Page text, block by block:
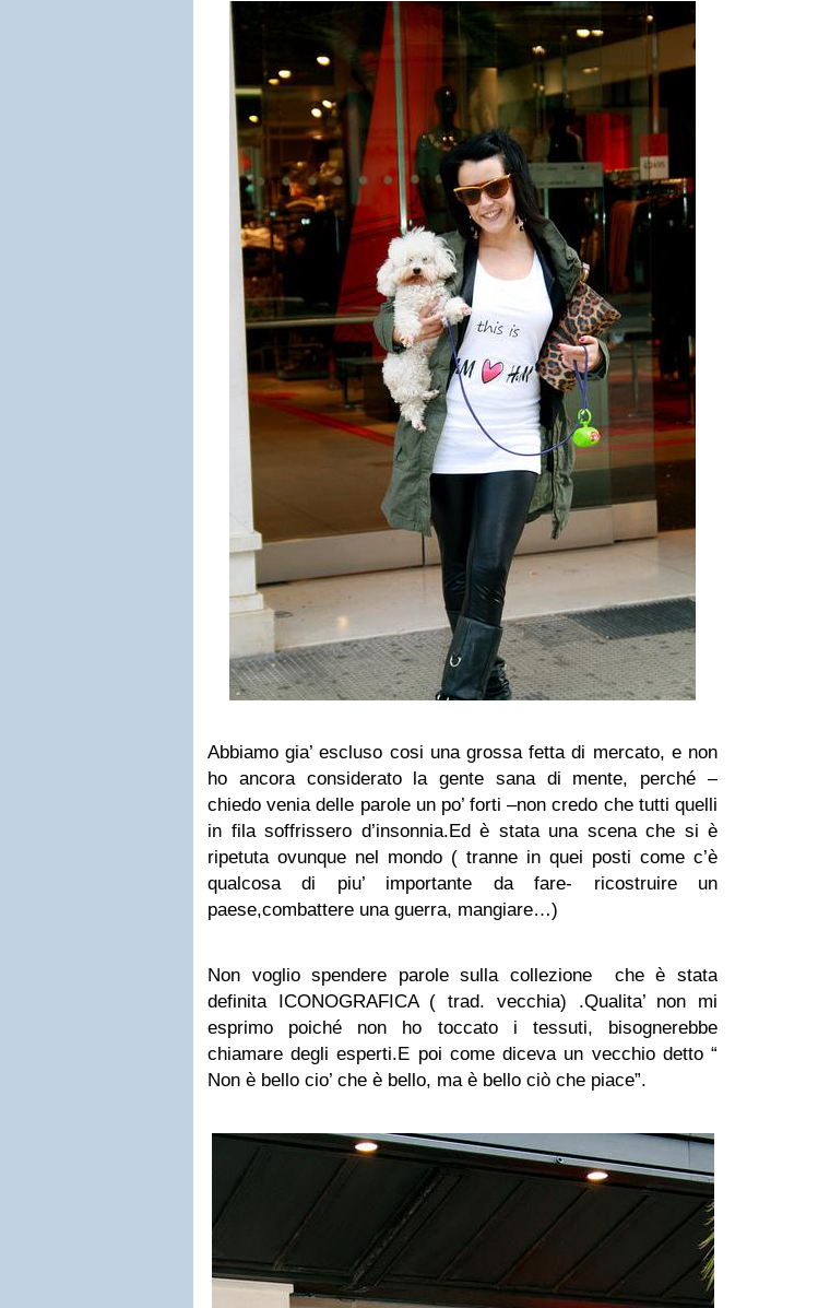
Abbiamo gia’ escluso cosi una grossa fetta di mercato, e non
ho ancora considerato la gente sana di mente, perché –
chiedo venia delle parole un po’ forti –non credo che tutti quelli
in fila soffrissero d’insonnia.Ed è stata una scena che si è
ripetuta ovunque nel mondo ( tranne in quei posti come c’è
qualcosa di piu’ importante da fare- ricostruire un
paese,combattere una guerra, mangiare…)
Non voglio spendere parole sulla collezione che è stata
definita ICONOGRAFICA ( trad. vecchia) .Qualita’ non mi
esprimo poiché non ho toccato i tessuti, bisognerebbe
chiamare degli esperti.E poi come diceva un vecchio detto “
Non è bello cio’ che è bello, ma è bello ciò che piace”.